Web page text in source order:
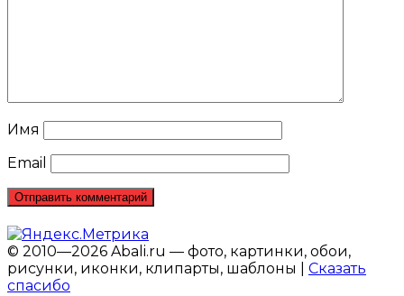
Имя
Email
© 2010—2026 Abali.ru — фото, картинки, обои,
рисунки, иконки, клипарты, шаблоны | Сказать
спасибо